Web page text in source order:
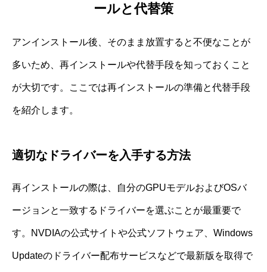
ールと代替策
アンインストール後、そのまま放置すると不便なことが
多いため、再インストールや代替手段を知っておくこと
が大切です。ここでは再インストールの準備と代替手段
を紹介します。
適切なドライバーを入手する方法
再インストールの際は、自分のGPUモデルおよびOSバ
ージョンと一致するドライバーを選ぶことが最重要で
す。NVDIAの公式サイトや公式ソフトウェア、Windows
Updateのドライバー配布サービスなどで最新版を取得で